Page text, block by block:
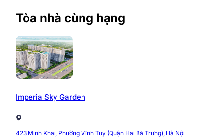
Tòa nhà cùng hạng
Imperia Sky Garden
423 Minh Khai, Phường Vĩnh Tuy (Quận Hai Bà Trưng), Hà Nội